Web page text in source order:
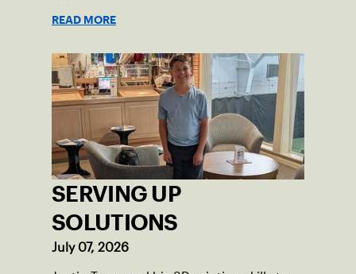
impact across the Pittsburgh region
where people of all ages, backgrounds
and abilities come together through
tennis.
READ MORE
SERVING UP
SOLUTIONS
July 07, 2026